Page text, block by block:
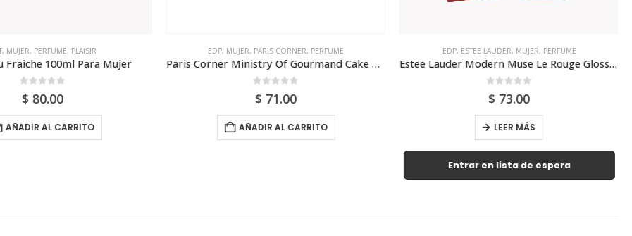
, MUJER, PERFUME, PLAISIR
Fraiche 100ml Para Mujer
$ 80.00
AÑADIR AL CARRITO
EDP, MUJER, PARIS CORNER, PERFUME
Paris Corner Ministry Of Gourmand Cake Temptation Edp 100ml Para Mujer (Dupe Montale Van. Cake)
$ 71.00
AÑADIR AL CARRITO
EDP, ESTEE LAUDER, MUJER, PERFUME
Estee Lauder Modern Muse Le Rouge Gloss Edp 50ml Mujer
$ 73.00
LEER MÁS
Entrar en lista de espera